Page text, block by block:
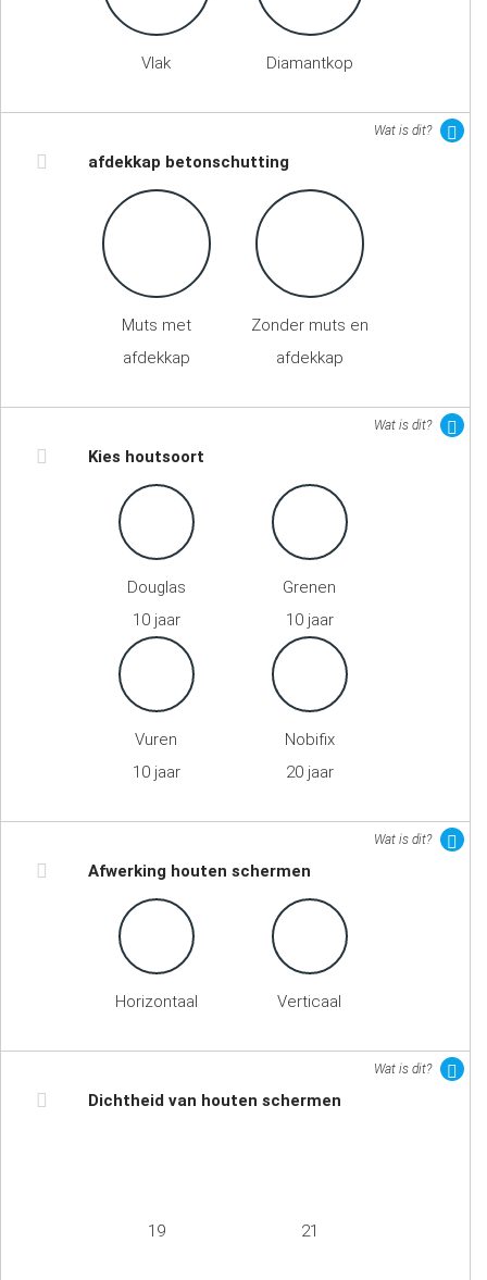
Vlak Diamantkop
Wat is dit?
afdekkap betonschutting
Muts met
afdekkap
Zonder muts en
afdekkap
Wat is dit?
Kies houtsoort
Douglas
10 jaar
Grenen
10 jaar
Vuren
10 jaar
Nobifix
20 jaar
Wat is dit?
Afwerking houten schermen
Horizontaal Verticaal
Wat is dit?
Dichtheid van houten schermen
19 21